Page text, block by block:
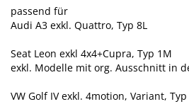
passend für
Audi A3 exkl. Quattro, Typ 8L
Seat Leon exkl 4x4+Cupra, Typ 1M
exkl. Modelle mit org. Ausschnitt in
VW Golf IV exkl. 4motion, Variant, Typ